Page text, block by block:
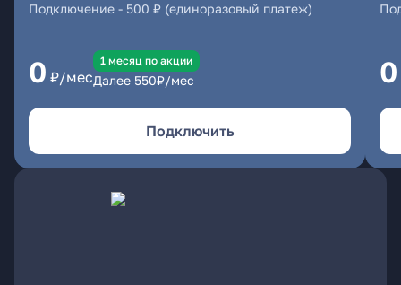
Подключение - 500 ₽ (единоразовый платеж)
0 ₽/мес
1 месяц по акции
Далее 550₽/мес
Подключить
0